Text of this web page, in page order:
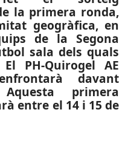
la primera ronda,
geogràfica, en
de la Segona
sala dels quals
PH-Quirogel AE
davant
Aquesta primera
entre el 14 i 15 de